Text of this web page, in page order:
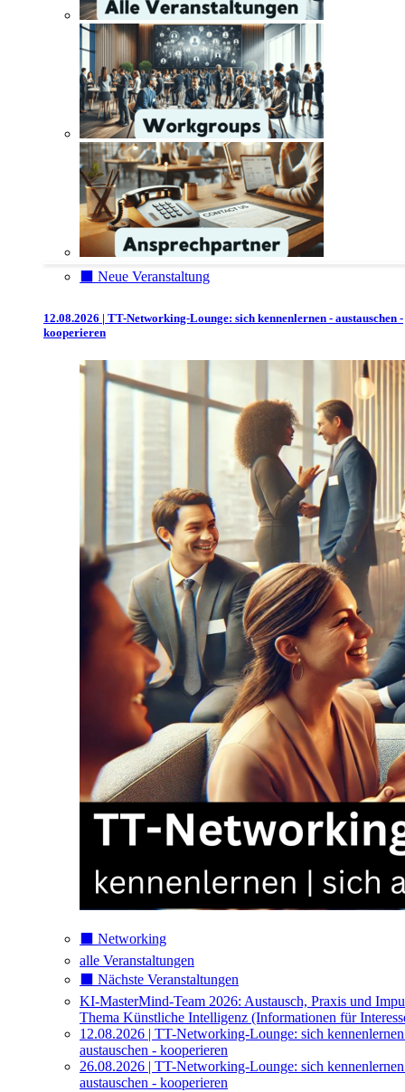
⬛️ Neue Veranstaltung
12.08.2026 | TT-Networking-Lounge: sich kennenlernen - austauschen -
kooperieren
⬛️ Networking
alle Veranstaltungen
⬛️ Nächste Veranstaltungen
KI-MasterMind-Team 2026: Austausch, Praxis und
Thema Künstliche Intelligenz (Informationen für
12.08.2026 | TT-Networking-Lounge: sich
austauschen - kooperieren
26.08.2026 | TT-Networking-Lounge: sich
austauschen - kooperieren